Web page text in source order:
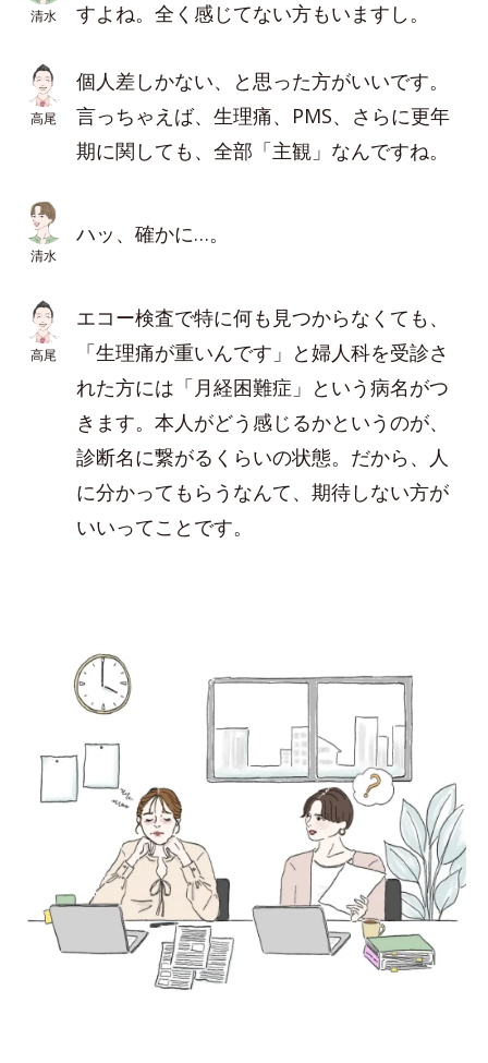
清水
すよね。全く感じてない方もいますし。
高尾
個人差しかない、と思った方がいいです。
言っちゃえば、生理痛、PMS、さらに更年
期に関しても、全部「主観」なんですね。
清水
ハッ、確かに…。
高尾
エコー検査で特に何も見つからなくても、
「生理痛が重いんです」と婦人科を受診さ
れた方には「月経困難症」という病名がつ
きます。本人がどう感じるかというのが、
診断名に繋がるくらいの状態。だから、人
に分かってもらうなんて、期待しない方が
いいってことです。